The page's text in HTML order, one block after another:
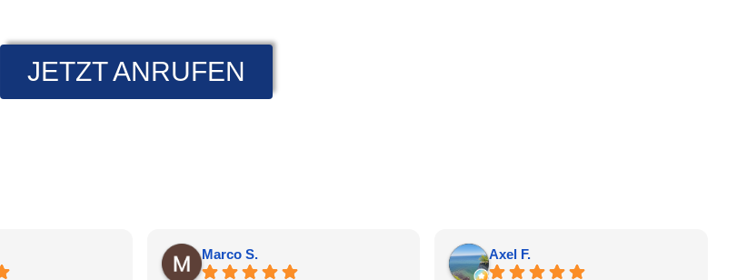
JETZT ANRUFEN
Marco S. Axel F.